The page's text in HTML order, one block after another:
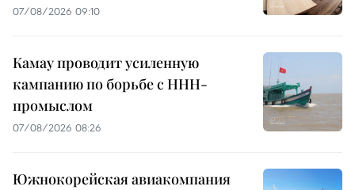
07/08/2026 09:10
Камау проводит усиленную
кампанию по борьбе с ННН-
промыслом
07/08/2026 08:26
Южнокорейская авиакомпания